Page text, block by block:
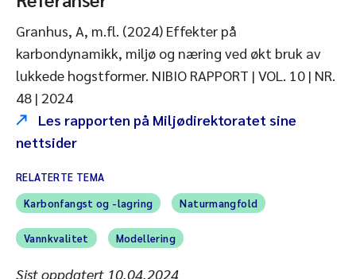
Granhus, A, m.fl. (2024) Effekter på
karbondynamikk, miljø og næring ved økt bruk av
lukkede hogstformer. NIBIO RAPPORT | VOL. 10 | NR.
48 | 2024
Les rapporten på Miljødirektoratet sine
nettsider
RELATERTE TEMA
Karbonfangst og -lagring
Naturmangfold
Vannkvalitet Modellering
Sist oppdatert 10.04.2024